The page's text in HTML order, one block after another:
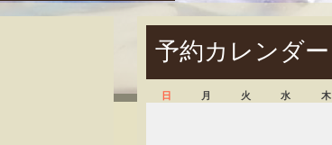
予約カレンダー
日 月 火 水 木